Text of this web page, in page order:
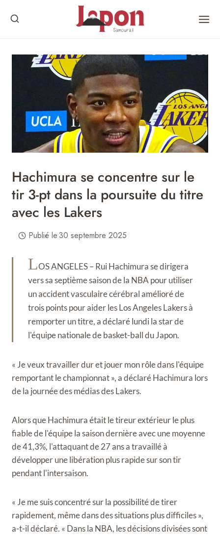
Hachimura se concentre sur le
tir 3-pt dans la poursuite du titre
avec les Lakers
Publié le30 septembre 2025
LOS ANGELES – Rui Hachimura se dirigera
vers sa septième saison de la NBA pour utiliser
un accident vasculaire cérébral amélioré de
trois points pour aider les Los Angeles Lakers à
remporter un titre, a déclaré lundi la star de
l'équipe nationale de basket-ball du Japon.
« Je veux travailler dur et jouer mon rôle dans l'équipe
remportant le championnat », a déclaré Hachimura lors
de la journée des médias des Lakers.
Alors que Hachimura était le tireur extérieur le plus
fiable de l'équipe la saison dernière avec une moyenne
de 41,3%, l'attaquant de 27 ans a travaillé à
développer une libération plus rapide sur son tir
pendant l'intersaison.
« Je me suis concentré sur la possibilité de tirer
rapidement, même dans des situations plus difficiles »,
a-t-il déclaré. « Dans la NBA, les décisions divisées sont